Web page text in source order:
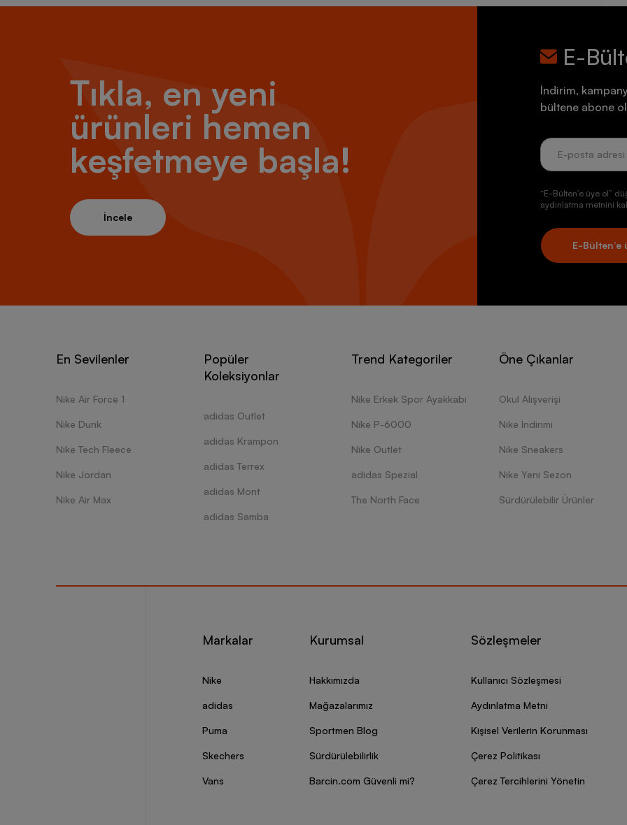
Tıkla, en yeni
ürünleri hemen
keşfetmeye başla!
İncele
E-
İndirim,
bültene abone
“E-Bülten’e üye ol”
aydınlatma metnini
E-Bülten’e
En Sevilenler
Nike Air Force 1
Nike Dunk
Nike Tech Fleece
Nike Jordan
Nike Air Max
Popüler
Koleksiyonlar
adidas Outlet
adidas Krampon
adidas Terrex
adidas Mont
adidas Samba
Trend Kategoriler
Nike Erkek Spor Ayakkabı
Nike P-6000
Nike Outlet
adidas Spezial
The North Face
Öne Çıkanlar
Okul Alışverişi
Nike İndirimi
Nike Sneakers
Nike Yeni Sezon
Sürdürülebilir Ürünler
Markalar
Nike
adidas
Puma
Skechers
Vans
Kurumsal
Hakkımızda
Mağazalarımız
Sportmen Blog
Sürdürülebilirlik
Barcin.com Güvenli mi?
Sözleşmeler
Kullanıcı Sözleşmesi
Aydınlatma Metni
Kişisel Verilerin Korunması
Çerez Politikası
Çerez Tercihlerini Yönetin